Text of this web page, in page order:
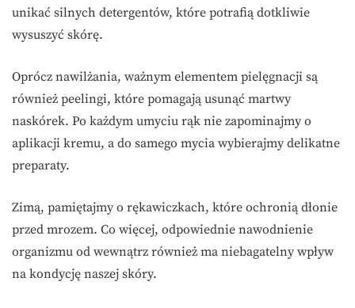
unikać silnych detergentów, które potrafią dotkliwie
wysuszyć skórę.
Oprócz nawilżania, ważnym elementem pielęgnacji są
również peelingi, które pomagają usunąć martwy
naskórek. Po każdym umyciu rąk nie zapominajmy o
aplikacji kremu, a do samego mycia wybierajmy delikatne
preparaty.
Zimą, pamiętajmy o rękawiczkach, które ochronią dłonie
przed mrozem. Co więcej, odpowiednie nawodnienie
organizmu od wewnątrz również ma niebagatelny wpływ
na kondycję naszej skóry.